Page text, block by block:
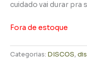
cuidado vai durar pra
Fora de estoque
Categorias: DISCOS,